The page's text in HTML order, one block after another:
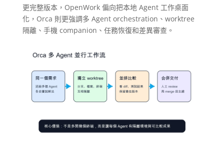
更完整版本，OpenWork 偏向把本地 Agent 工作桌面
化，Orca 則更強調多 Agent orchestration、worktree
隔離、手機 companion、任務恢復和差異審查。